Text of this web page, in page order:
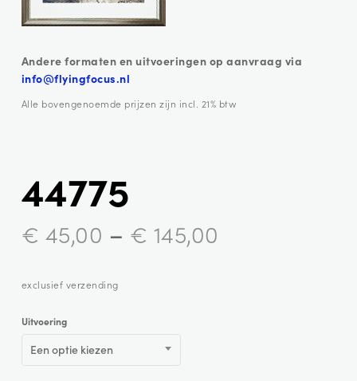
Andere formaten en uitvoeringen op aanvraag via
info@flyingfocus.nl
Alle bovengenoemde prijzen zijn incl. 21% btw
44775
€ 45,00 – € 145,00
exclusief verzending
Uitvoering
Een optie kiezen